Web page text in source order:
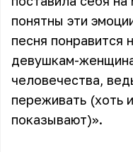
понятны эти
песня понравится
девушкам-
человечества,
переживать (хоть
показывают)».